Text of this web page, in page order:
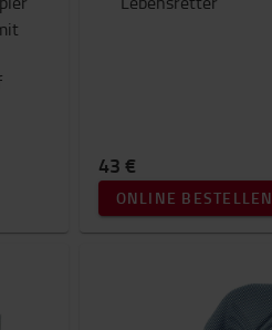
43 €
ONLINE BESTELLEN